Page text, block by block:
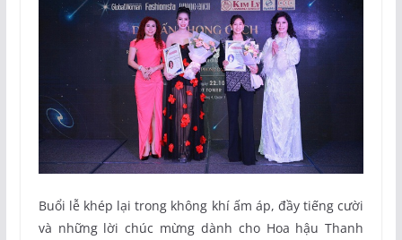
Buổi lễ khép lại trong không khí ấm áp, đầy tiếng cười
và những lời chúc mừng dành cho Hoa hậu Thanh